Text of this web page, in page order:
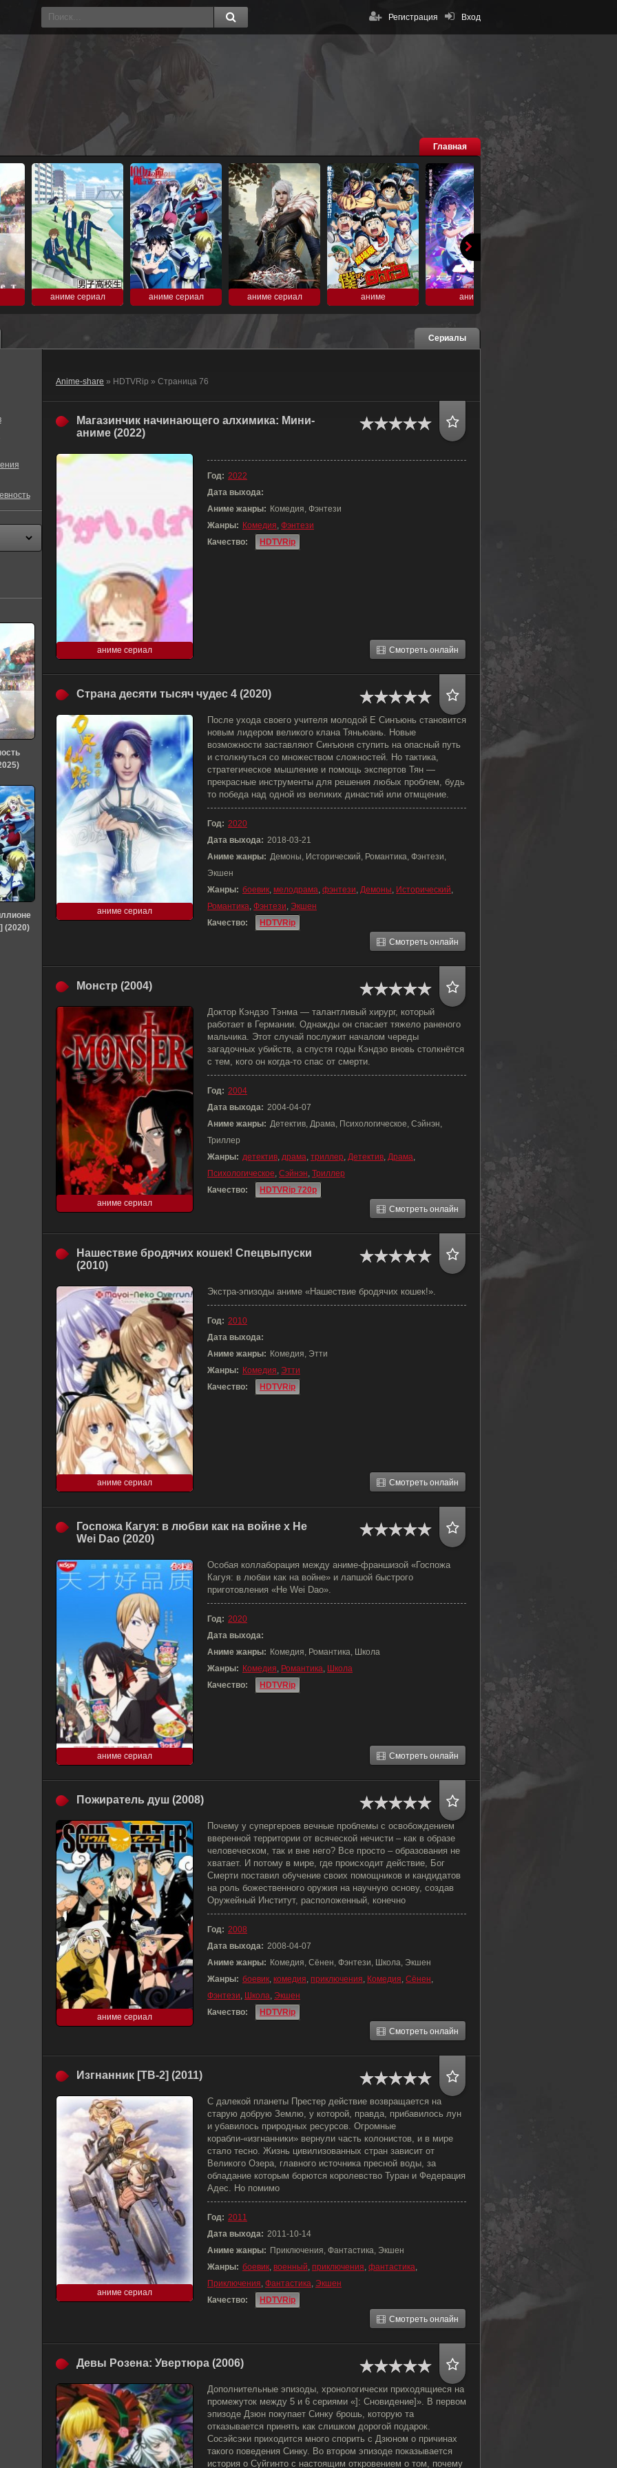
Вход
Регистрация
Главная
аниме сериал аниме сериал аниме сериал аниме аниме
Сериалы
Anime-share » HDTVRip » Страница 76
Магазинчик начинающего алхимика: Мини-
аниме (2022)
аниме сериал
Год: 2022
Дата выхода:
Аниме жанры: Комедия, Фэнтези
Жанры: Комедия, Фэнтези
Качество:
HDTVRip
Смотреть онлайн
Страна десяти тысяч чудес 4 (2020)
аниме сериал
После ухода своего учителя молодой Е Синъюнь становится
новым лидером великого клана Тяньюань. Новые
возможности заставляют Синъюня ступить на опасный путь
и столкнуться со множеством сложностей. Но тактика,
стратегическое мышление и помощь экспертов Тян —
прекрасные инструменты для решения любых проблем, будь
то победа над одной из великих династий или отмщение.
Год: 2020
Дата выхода: 2018-03-21
Аниме жанры: Демоны, Исторический, Романтика, Фэнтези,
Экшен
Жанры: боевик, мелодрама, фэнтези, Демоны, Исторический,
Романтика, Фэнтези, Экшен
Качество:
HDTVRip
Смотреть онлайн
Монстр (2004)
аниме сериал
Доктор Кэндзо Тэнма — талантливый хирург, который
работает в Германии. Однажды он спасает тяжело раненого
мальчика. Этот случай послужит началом череды
загадочных убийств, а спустя годы Кэндзо вновь столкнётся
с тем, кого он когда-то спас от смерти.
Год: 2004
Дата выхода: 2004-04-07
Аниме жанры: Детектив, Драма, Психологическое, Сэйнэн,
Триллер
Жанры: детектив, драма, триллер, Детектив, Драма,
Психологическое, Сэйнэн, Триллер
Качество:
HDTVRip 720p
Смотреть онлайн
Нашествие бродячих кошек! Спецвыпуски
(2010)
аниме сериал
Экстра-эпизоды аниме «Нашествие бродячих кошек!».
Год: 2010
Дата выхода:
Аниме жанры: Комедия, Этти
Жанры: Комедия, Этти
Качество:
HDTVRip
Смотреть онлайн
Госпожа Кагуя: в любви как на войне x He
Wei Dao (2020)
аниме сериал
Особая коллаборация между аниме-франшизой «Госпожа
Кагуя: в любви как на войне» и лапшой быстрого
приготовления «He Wei Dao».
Год: 2020
Дата выхода:
Аниме жанры: Комедия, Романтика, Школа
Жанры: Комедия, Романтика, Школа
Качество:
HDTVRip
Смотреть онлайн
Пожиратель душ (2008)
аниме сериал
Почему у супергероев вечные проблемы с освобождением
вверенной территории от всяческой нечисти – как в образе
человеческом, так и вне него? Все просто – образования не
хватает. И потому в мире, где происходит действие, Бог
Смерти поставил обучение своих помощников и кандидатов
на роль божественного оружия на научную основу, создав
Оружейный Институт, расположенный, конечно
Год: 2008
Дата выхода: 2008-04-07
Аниме жанры: Комедия, Сёнен, Фэнтези, Школа, Экшен
Жанры: боевик, комедия, приключения, Комедия, Сёнен,
Фэнтези, Школа, Экшен
Качество:
HDTVRip
Смотреть онлайн
Изгнанник [ТВ-2] (2011)
аниме сериал
С далекой планеты Престер действие возвращается на
старую добрую Землю, у которой, правда, прибавилось лун
и убавилось природных ресурсов. Огромные
корабли-«изгнанники» вернули часть колонистов, и в мире
стало тесно. Жизнь цивилизованных стран зависит от
Великого Озера, главного источника пресной воды, за
обладание которым борются королевство Туран и Федерация
Адес. Но помимо
Год: 2011
Дата выхода: 2011-10-14
Аниме жанры: Приключения, Фантастика, Экшен
Жанры: боевик, военный, приключения, фантастика,
Приключения, Фантастика, Экшен
Качество:
HDTVRip
Смотреть онлайн
Девы Розена: Увертюра (2006)
Дополнительные эпизоды, хронологически приходящиеся на
промежуток между 5 и 6 сериями «]: Сновидение]». В первом
эпизоде Дзюн покупает Синку брошь, которую та
отказывается принять как слишком дорогой подарок.
Сосэйсэки приходится много спорить с Дзюном о причинах
такого поведения Синку. Во втором эпизоде показывается
история о Суйгинто с настоящим откровением о том, почему
(2020)